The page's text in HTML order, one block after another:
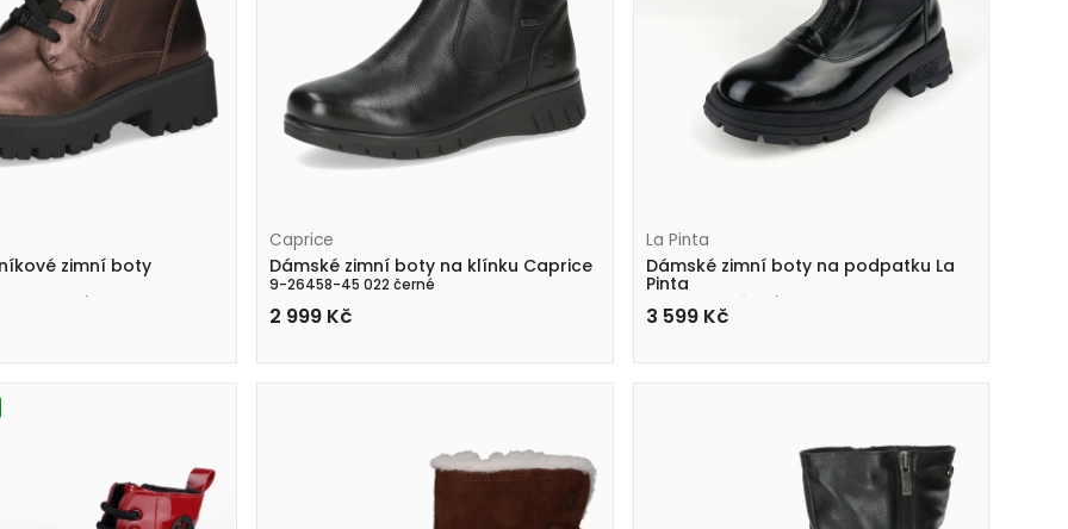
zimní boty
metalické
Caprice
Dámské zimní boty na klínku Caprice
9-26458-45 022 černé
2 999 Kč
La Pinta
Dámské zimní boty na podpatku La
Pinta
0430-KS733 černé
3 599 Kč